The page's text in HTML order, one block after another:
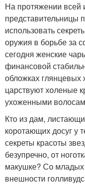
На протяжении всей
представительницы
использовать
оружия в борьбе за
сегодня женские
финансовой
обложках глянцевых
царствуют холеные
ухоженными
Кто из дам,
коротающих досуг у
секреты красоты
безупречно, от
макушке? Со младых
внешности